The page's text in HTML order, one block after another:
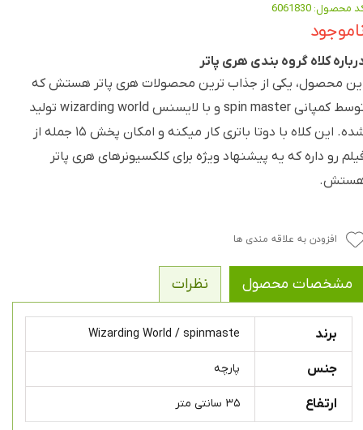
محصول: 6061830
کلاه گروه بندی هری پاتر
محصول، یکی از جذاب ترین محصولات هری پاتر هستش که
توسط کمپانی spin master و با لایسنس wizarding world تولید
شده. این کلاه با دوتا باتری کار میکنه و امکان پخش ۱۵ جمله از
رو داره که یه پیشنهاد ویژه برای کلکسیونرهای هری پاتر
افزودن به علاقه مندی ها
مشخصات محصول نظرات
برند Wizarding World / spinmaste
جنس پارچه
ارتفاع ۳۵ سانتی متر